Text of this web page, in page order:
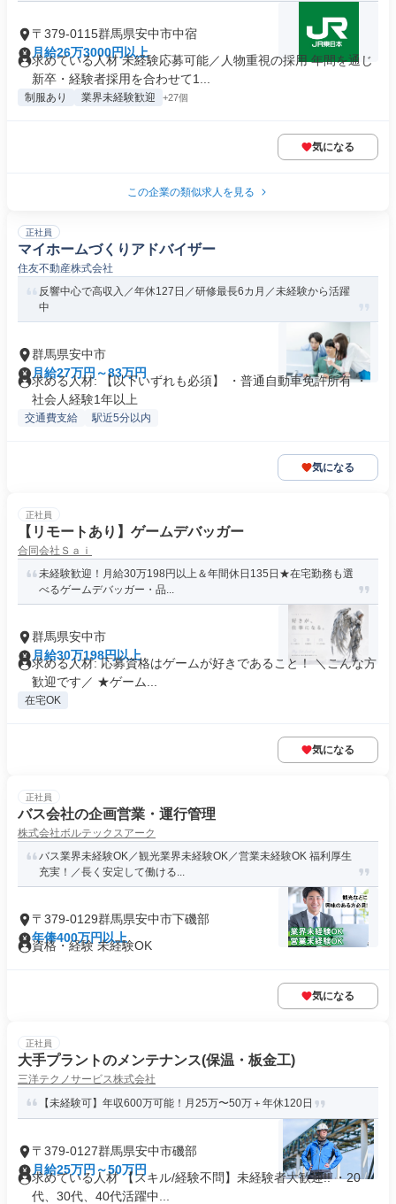
〒379-0115群馬県安中市中宿
月給26万3000円以上
求めている人材 未経験応募可能／人物重視の採用 年間を通じ
新卒・経験者採用を合わせて1...
制服あり 業界未経験歓迎 +27個
気になる
この企業の類似求人を見る
正社員
マイホームづくりアドバイザー
住友不動産株式会社
反響中心で高収入／年休127日／研修最長6カ月／未経験から活躍
中
群馬県安中市
月給27万円～83万円
求める人材: 【以下いずれも必須】 ・普通自動車免許所有 ・
社会人経験1年以上
交通費支給 駅近5分以内
気になる
正社員
【リモートあり】ゲームデバッガー
合同会社Ｓａｉ
未経験歓迎！月給30万198円以上＆年間休日135日★在宅勤務も選
べるゲームデバッガー・品...
群馬県安中市
月給30万198円以上
求める人材: 応募資格はゲームが好きであること！ ＼こんな方
歓迎です／ ★ゲーム...
在宅OK
気になる
正社員
バス会社の企画営業・運行管理
株式会社ボルテックスアーク
バス業界未経験OK／観光業界未経験OK／営業未経験OK 福利厚生
充実！／長く安定して働ける...
〒379-0129群馬県安中市下磯部
年俸400万円以上
資格・経験 未経験OK
気になる
正社員
大手プラントのメンテナンス(保温・板金工)
三洋テクノサービス株式会社
【未経験可】年収600万可能！月25万〜50万＋年休120日
〒379-0127群馬県安中市磯部
月給25万円～50万円
求めている人材 【スキル/経験不問】未経験者大歓迎!! ・20
代、30代、40代活躍中...